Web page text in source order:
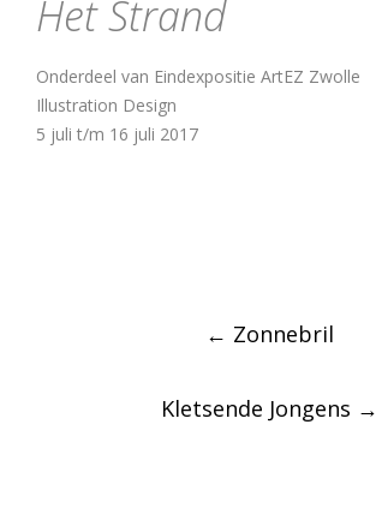
Het Strand
Onderdeel van Eindexpositie ArtEZ Zwolle
Illustration Design
5 juli t/m 16 juli 2017
← Zonnebril
Kletsende Jongens →